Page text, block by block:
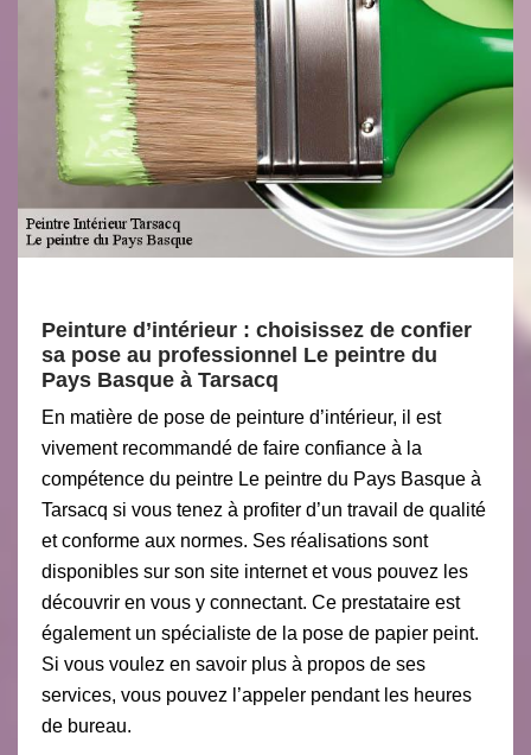
Peinture d’intérieur : choisissez de confier
sa pose au professionnel Le peintre du
Pays Basque à Tarsacq
En matière de pose de peinture d’intérieur, il est
vivement recommandé de faire confiance à la
compétence du peintre Le peintre du Pays Basque à
Tarsacq si vous tenez à profiter d’un travail de qualité
et conforme aux normes. Ses réalisations sont
disponibles sur son site internet et vous pouvez les
découvrir en vous y connectant. Ce prestataire est
également un spécialiste de la pose de papier peint.
Si vous voulez en savoir plus à propos de ses
services, vous pouvez l’appeler pendant les heures
de bureau.